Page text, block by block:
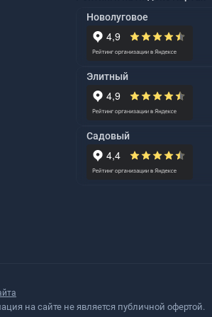
Новолуговое
Элитный
Садовый
на сайте не является публичной офертой.